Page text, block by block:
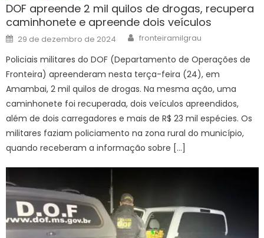
DOF apreende 2 mil quilos de drogas, recupera
caminhonete e apreende dois veículos
Posted
on
29 de dezembro de 2024 Author
fronteiramilgrau
Policiais militares do DOF (Departamento de Operações de
Fronteira) apreenderam nesta terça-feira (24), em
Amambai, 2 mil quilos de drogas. Na mesma ação, uma
caminhonete foi recuperada, dois veículos apreendidos,
além de dois carregadores e mais de R$ 23 mil espécies. Os
militares faziam policiamento na zona rural do município,
quando receberam a informação sobre […]